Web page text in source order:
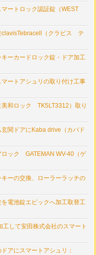
ートロック認証錠（WEST
（クラビス テ
ーカードロック錠・ドア加工
ートアシュリの取り付け工事
和ロック TK5LT3312）取り
関ドアにKaba drive（カバド
ック GATEMAN WV-40（ゲ
ーの交換、ローラーラッチの
電池錠エピックへ加工取替工
して安田株式会社のスマート
アにスマートアシュリ：